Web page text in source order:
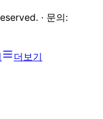
· 문의:
더보기